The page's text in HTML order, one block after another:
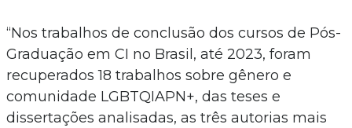
“Nos trabalhos de conclusão dos cursos de Pós-
Graduação em CI no Brasil, até 2023, foram
recuperados 18 trabalhos sobre gênero e
comunidade LGBTQIAPN+, das teses e
dissertações analisadas, as três autorias mais